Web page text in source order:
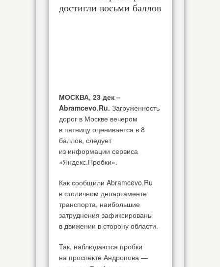
достигли восьми баллов
МОСКВА, 23 дек –
Abramcevo.Ru. Загруженность
дорог в Москве вечером
в пятницу оценивается в 8
баллов, следует
из информации сервиса
«Яндекс.Пробки».
Как сообщили Abramcevo.Ru
в столичном департаменте
транспорта, наибольшие
затруднения зафиксированы
в движении в сторону области.
Так, наблюдаются пробки
на проспекте Андропова —